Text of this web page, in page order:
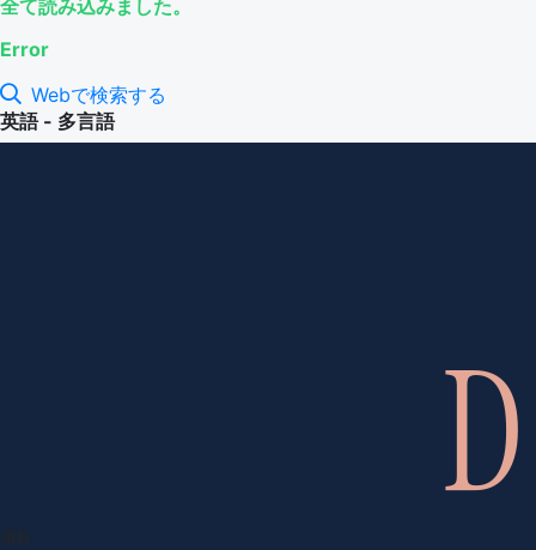
全て読み込みました。
Error
Webで検索する
英語 - 多言語